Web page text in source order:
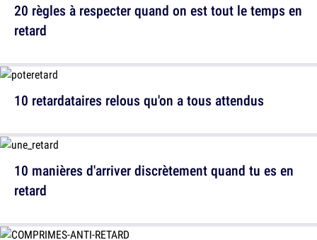
10 retardataires relous qu'on a tous attendus
20 règles à respecter quand on est tout le temps en
retard
10 manières d'arriver discrètement quand tu es en
retard